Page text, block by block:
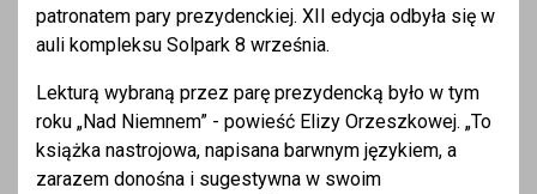
patronatem pary prezydenckiej. XII edycja odbyła się w
auli kompleksu Solpark 8 września.
Lekturą wybraną przez parę prezydencką było w tym
roku „Nad Niemnem” - powieść Elizy Orzeszkowej. „To
książka nastrojowa, napisana barwnym językiem, a
zarazem donośna i sugestywna w swoim